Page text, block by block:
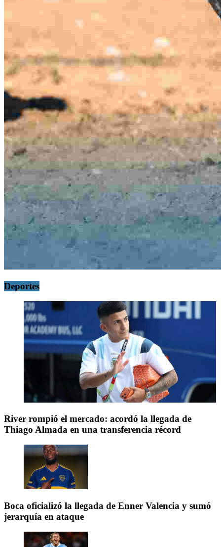
Deportes
River rompió el mercado: acordó la llegada de
Thiago Almada en una transferencia récord
Boca oficializó la llegada de Enner Valencia y sumó
jerarquía en ataque